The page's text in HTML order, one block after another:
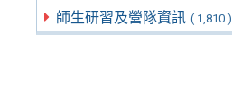
師生研習及營隊資訊 ( 1,810 )